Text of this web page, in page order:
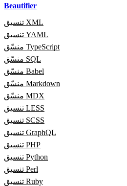
Beautifier
تنسيق XML
تنسيق YAML
منسّق TypeScript
منسّق SQL
منسّق Babel
منسّق Markdown
منسّق MDX
تنسيق LESS
تنسيق SCSS
تنسيق GraphQL
تنسيق PHP
تنسيق Python
تنسيق Perl
تنسيق Ruby